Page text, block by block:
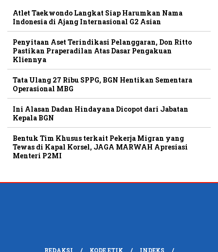
Atlet Taekwondo Langkat Siap Harumkan Nama
Indonesia di Ajang Internasional G2 Asian
Penyitaan Aset Terindikasi Pelanggaran, Don Ritto
Pastikan Praperadilan Atas Dasar Pengakuan
Kliennya
Tata Ulang 27 Ribu SPPG, BGN Hentikan Sementara
Operasional MBG
Ini Alasan Dadan Hindayana Dicopot dari Jabatan
Kepala BGN
Bentuk Tim Khusus terkait Pekerja Migran yang
Tewas di Kapal Korsel, JAGA MARWAH Apresiasi
Menteri P2MI
REDAKSI KODE ETIK INDEKS